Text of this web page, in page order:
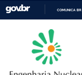
COMUNICA BR